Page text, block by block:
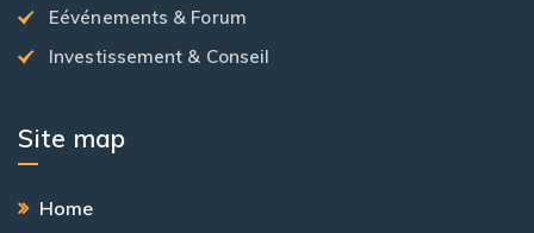
Eévénements & Forum
Investissement & Conseil
Site map
Home